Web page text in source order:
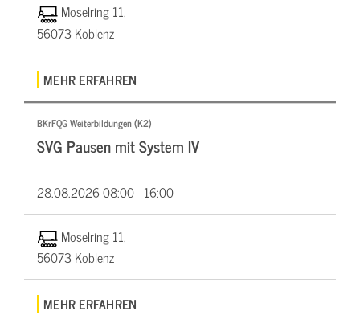
Moselring 11,
56073 Koblenz
MEHR ERFAHREN
BKrFQG Weiterbildungen (K2)
SVG Pausen mit System IV
28.08.202608:00 - 16:00
Moselring 11,
56073 Koblenz
MEHR ERFAHREN